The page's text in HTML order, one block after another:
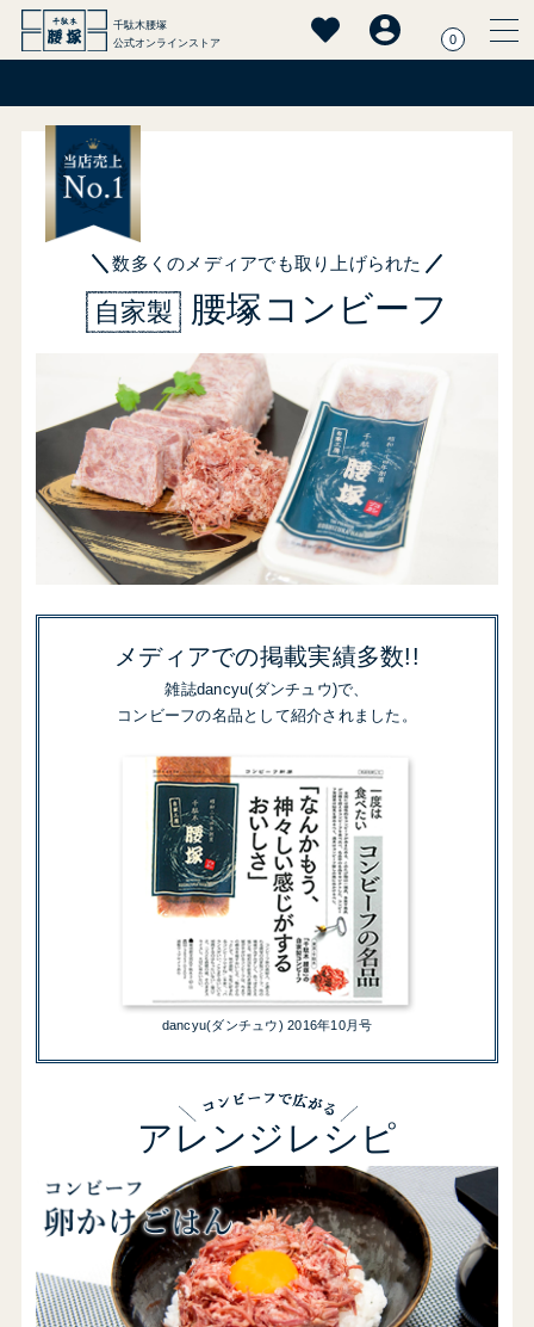
千駄木腰塚
公式オンラインストア
0
数多くのメディアでも取り上げられた
自家製 腰塚コンビーフ
メディアでの掲載実績多数!!
雑誌dancyu(ダンチュウ)で、
コンビーフの名品として紹介されました。
dancyu(ダンチュウ) 2016年10月号
アレンジレシピ